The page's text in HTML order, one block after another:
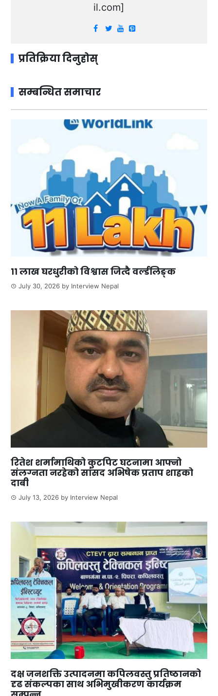
il.com]
प्रतिक्रिया दिनुहोस्
सम्बन्धित समाचार
११ लाख घरधुरीको विश्वास जित्दै वर्ल्डलिङ्क
July 30, 2026 by Interview Nepal
रितेश शर्मामाथिको कुटपिट घटनामा आफ्नो
संलग्नता नरहेको सांसद अभिषेक प्रताप शाहको
दाबी
July 13, 2026 by Interview Nepal
दक्ष जनशक्ति उत्पादनमा कपिलवस्तु प्रतिष्ठानको
दृढ संकल्पका साथ अभिमुखीकरण कार्यक्रम